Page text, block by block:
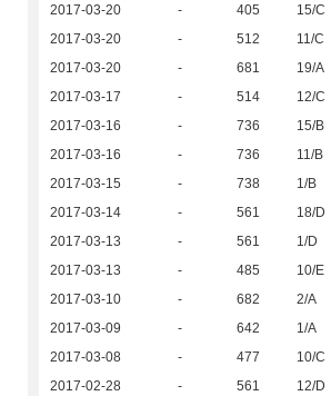
2017-03-20
- 405 15/C
2017-03-20
- 512 11/C
2017-03-20
- 681 19/A
2017-03-17
- 514 12/C
2017-03-16
- 736 15/B
2017-03-16
- 736 11/B
2017-03-15
- 738 1/B
2017-03-14
- 561 18/D
2017-03-13
- 561 1/D
2017-03-13
- 485 10/E
2017-03-10
- 682 2/A
2017-03-09
- 642 1/A
2017-03-08
- 477 10/C
2017-02-28
- 561 12/D